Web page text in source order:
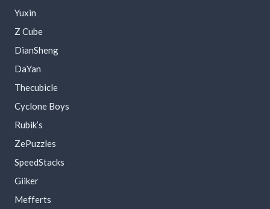
Yuxin
Z Cube
DianSheng
DaYan
Thecubicle
Cyclone Boys
Rubik’s
ZePuzzles
SpeedStacks
Giiker
Mefferts